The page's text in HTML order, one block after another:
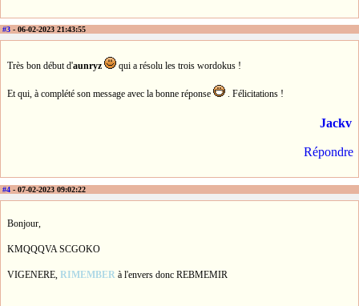
#3 - 06-02-2023 21:43:55
Très bon début d'aunryz qui a résolu les trois wordokus !
Et qui, à complété son message avec la bonne réponse . Félicitations !
Jackv
Répondre
#4 - 07-02-2023 09:02:22
Bonjour,
KMQQQVA SCGOKO
VIGENERE, RIMEMBER à l'envers donc REBMEMIR